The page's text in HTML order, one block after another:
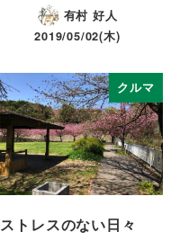
有村 好人
2019/05/02(木)
クルマ
ストレスのない日々